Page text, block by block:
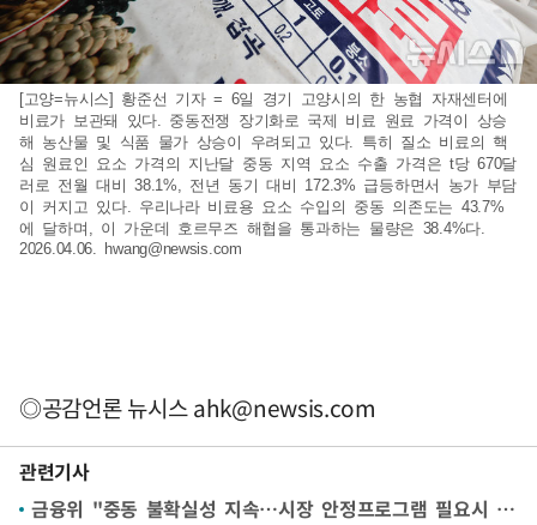
[고양=뉴시스] 황준선 기자 = 6일 경기 고양시의 한 농협 자재센터에
비료가 보관돼 있다. 중동전쟁 장기화로 국제 비료 원료 가격이 상승
해 농산물 및 식품 물가 상승이 우려되고 있다. 특히 질소 비료의 핵
심 원료인 요소 가격의 지난달 중동 지역 요소 수출 가격은 t당 670달
러로 전월 대비 38.1%, 전년 동기 대비 172.3% 급등하면서 농가 부담
이 커지고 있다. 우리나라 비료용 요소 수입의 중동 의존도는 43.7%
에 달하며, 이 가운데 호르무즈 해협을 통과하는 물량은 38.4%다.
2026.04.06. hwang@newsis.com
◎공감언론 뉴시스ahk@newsis.com
관련기사
금융위 "중동 불확실성 지속…시장 안정프로그램 필요시 즉각 확대"